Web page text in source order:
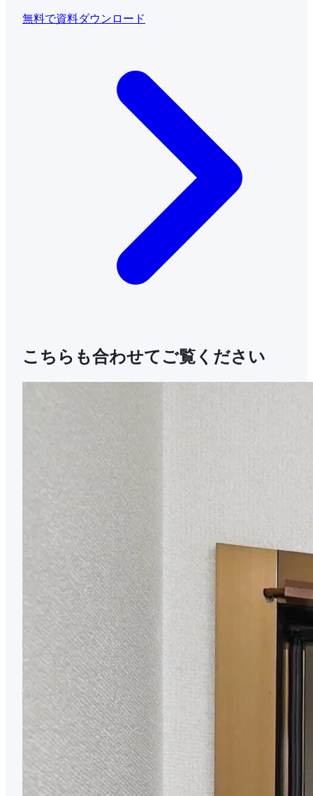
無料で資料ダウンロード
こちらも合わせてご覧ください